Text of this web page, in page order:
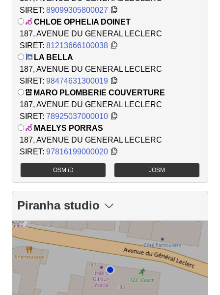
SIRET: 89099305800027
CHLOE OPHELIA DOINET
187, AVENUE DU GENERAL LECLERC
SIRET: 81213666100038
LA BELLA
187, AVENUE DU GENERAL LECLERC
SIRET: 98474631300019
MARO PLOMBERIE COUVERTURE
187, AVENUE DU GENERAL LECLERC
SIRET: 78925037000010
MAELYS PORRAS
187, AVENUE DU GENERAL LECLERC
SIRET: 97816199000020
OSM iD JOSM
Piranha studio